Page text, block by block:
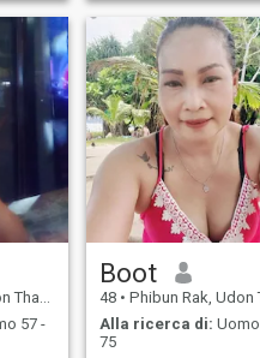
57 -
Boot
48 • Phibun Rak, Udon Thani,
Alla ricerca di:
75